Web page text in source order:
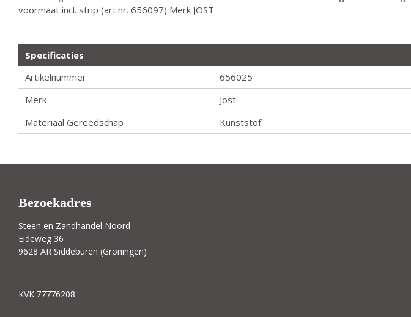
voormaat incl. strip (art.nr. 656097) Merk JOST
Specificaties
Artikelnummer
656025
Merk
Jost
Materiaal Gereedschap
Kunststof
Bezoekadres
Steen en Zandhandel Noord
Eideweg 36
9628 AR Siddeburen (Groningen)
KVK:77776208